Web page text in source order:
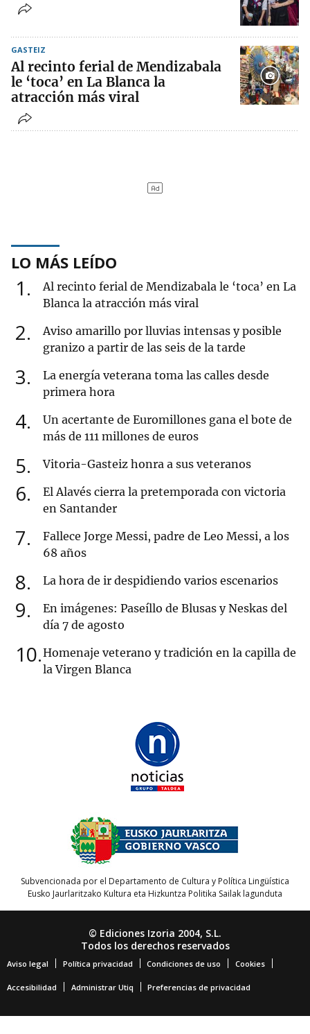
GASTEIZ
Al recinto ferial de Mendizabala
le ‘toca’ en La Blanca la
atracción más viral
LO MÁS LEÍDO
1
Al recinto ferial de Mendizabala le ‘toca’ en La
Blanca la atracción más viral
2
Aviso amarillo por lluvias intensas y posible
granizo a partir de las seis de la tarde
3
La energía veterana toma las calles desde
primera hora
4
Un acertante de Euromillones gana el bote de
más de 111 millones de euros
5 Vitoria-Gasteiz honra a sus veteranos
6
El Alavés cierra la pretemporada con victoria
en Santander
7
Fallece Jorge Messi, padre de Leo Messi, a los
68 años
8 La hora de ir despidiendo varios escenarios
9
En imágenes: Paseíllo de Blusas y Neskas del
día 7 de agosto
10 Homenaje veterano y tradición en la capilla de
la Virgen Blanca
Subvencionada por el Departamento de Cultura y Política Lingüística
Eusko Jaurlaritzako Kultura eta Hizkuntza Politika Sailak lagunduta
© Ediciones Izoria 2004, S.L.
Todos los derechos reservados
Aviso legal Política privacidad Condiciones de uso Cookies
Accesibilidad Administrar Utiq Preferencias de privacidad